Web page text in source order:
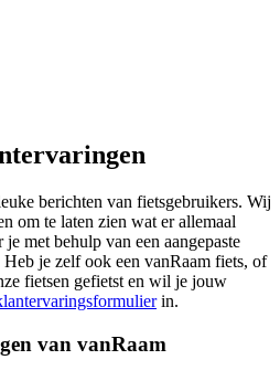
berichten van fietsgebruikers. Wij
om te laten zien wat er allemaal
met behulp van een aangepaste
je zelf ook een vanRaam fiets, of
fietsen gefietst en wil je jouw
in.
van vanRaam